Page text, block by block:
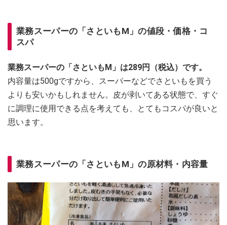
業務スーパーの「さといもM」の値段・価格・コ
スパ
業務スーパーの「さといもM」は289円（税込）です。
内容量は500gですから、スーパーなどでさといもを買う
よりも安いかもしれません。皮が剥いてある状態で、すぐ
に調理に使用できる点を考えても、とてもコスパが良いと
思います。
業務スーパーの「さといもM」の原材料・内容量